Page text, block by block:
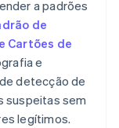
a padrões
de
Cartões de
e
detecção de
suspeitas sem
legítimos.